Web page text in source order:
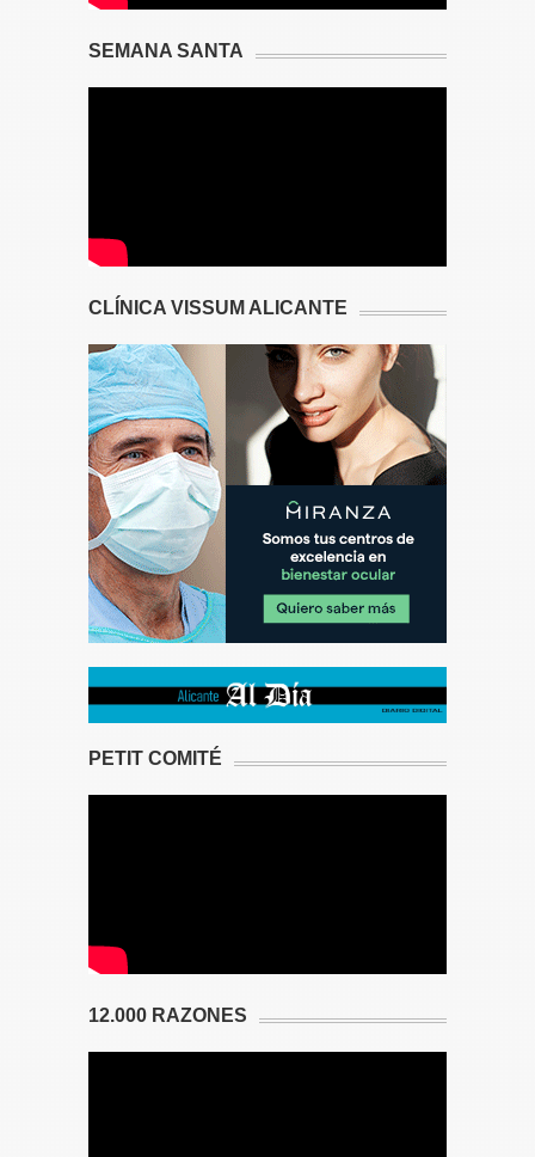
SEMANA SANTA
CLÍNICA VISSUM ALICANTE
PETIT COMITÉ
12.000 RAZONES